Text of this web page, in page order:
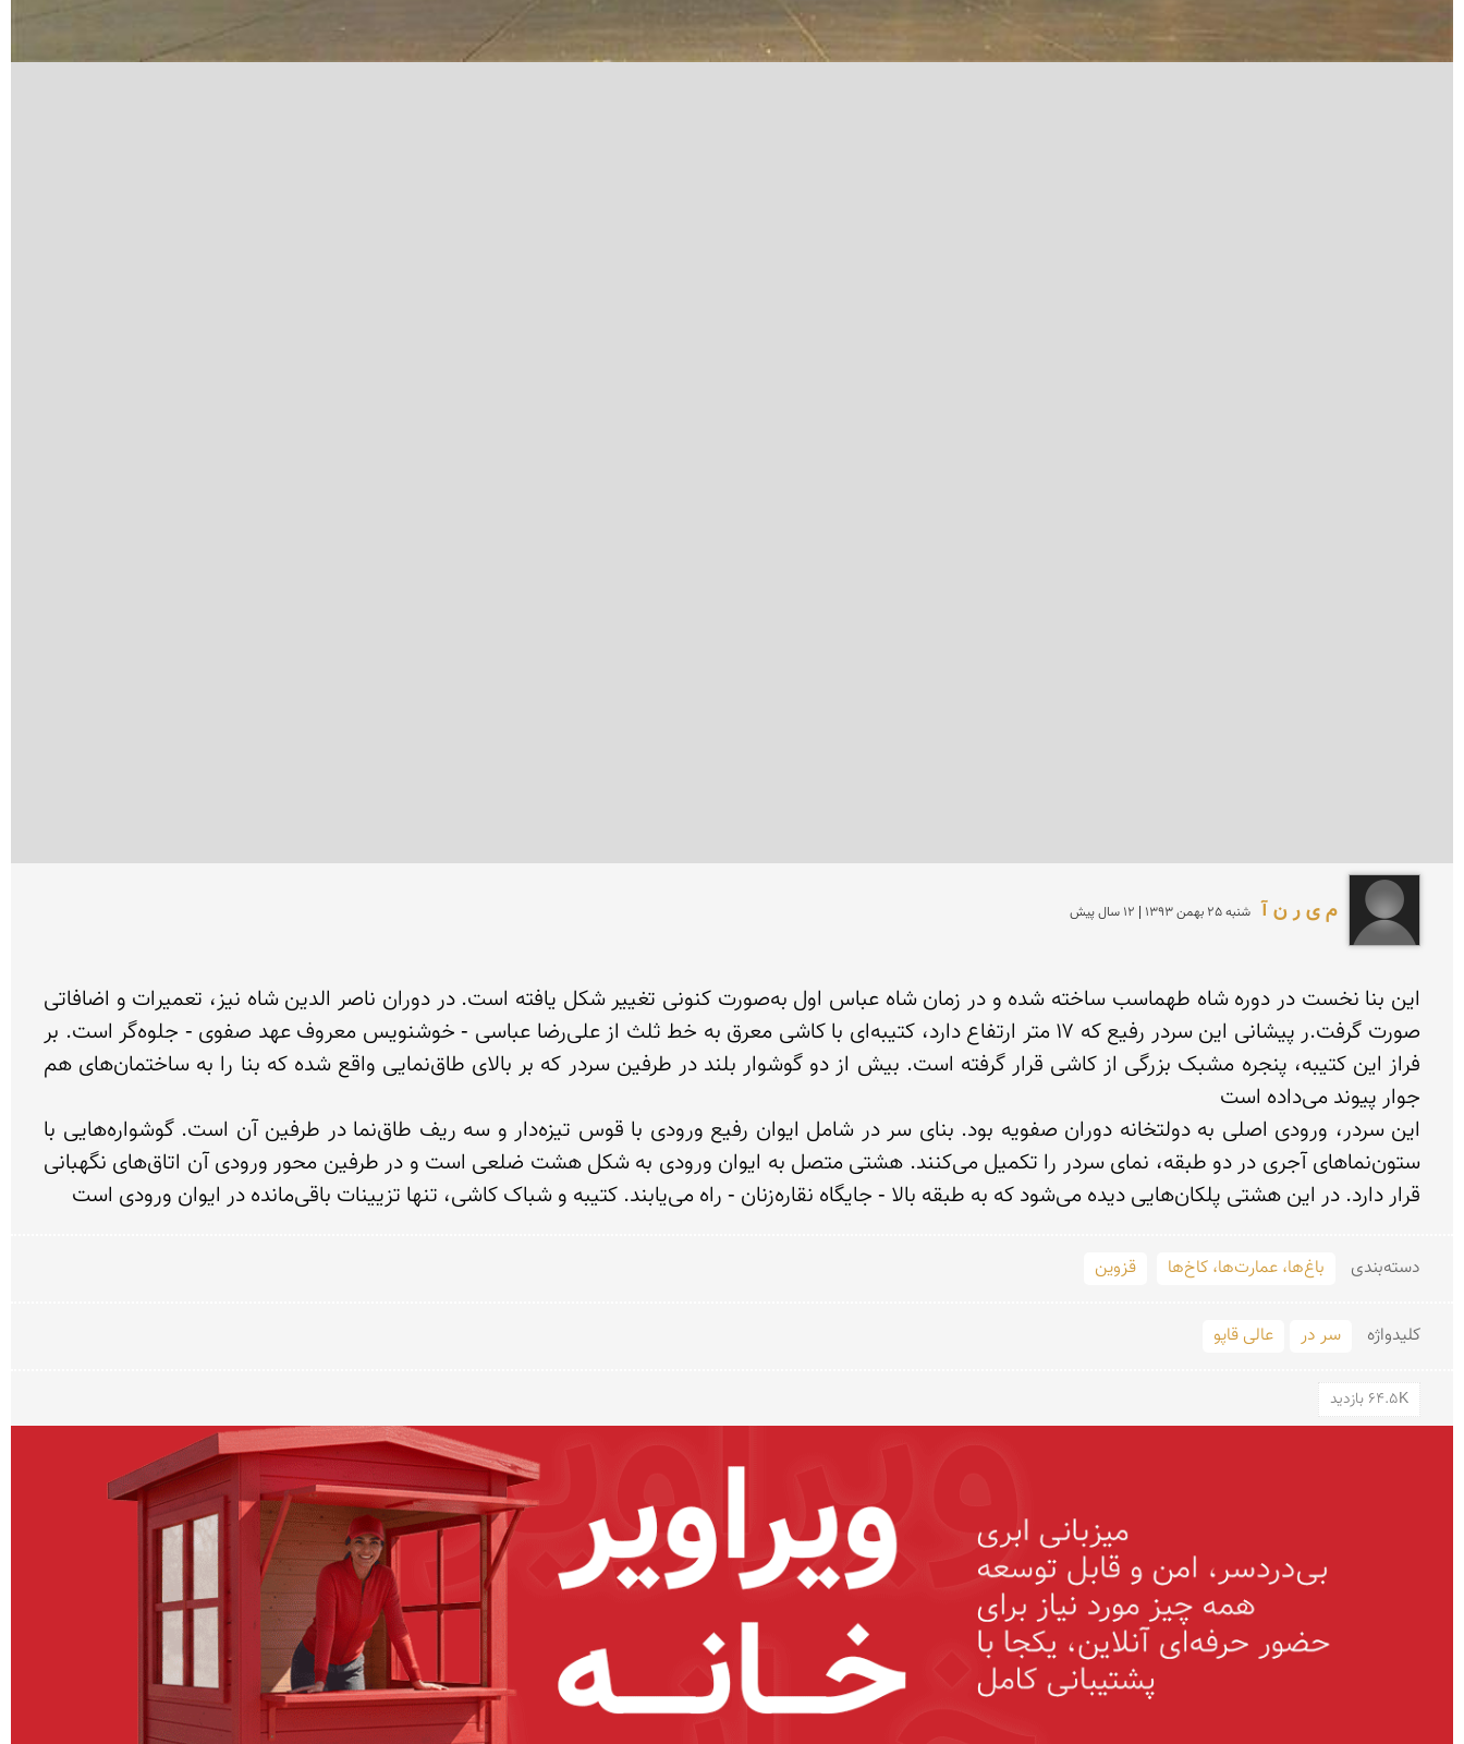
م ی ر ن آ شنبه 25 بهمن 1393 | 12 سال پیش
قرار دارد. در این هشتی پلکان‌هایی دیده می‌شود که به طبقه بالا - جایگاه نقاره‌زنان - راه می‌یابند. کتیبه و شباک کاشی، تنها تزیینات باقی‌مانده در ایوان ورودی است
دسته‌بندی باغ‌ها، عمارت‌ها، کاخ‌ها قزوین
کلید‌واژه سر در عالی قاپو
64.5K بازدید